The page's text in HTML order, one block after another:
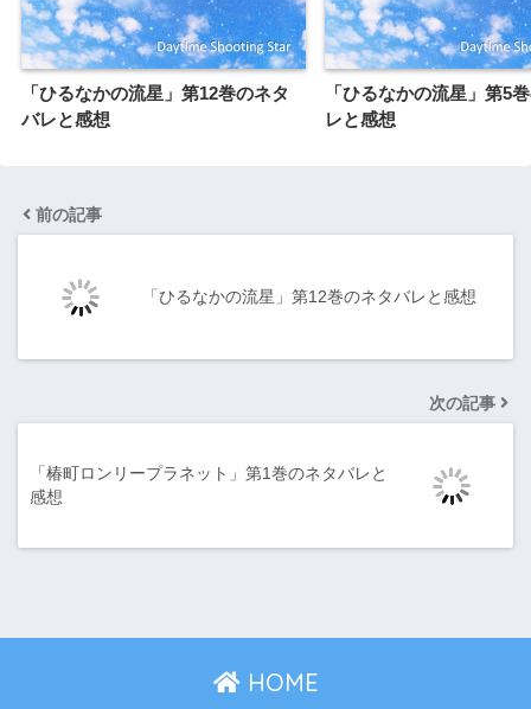
「ひるなかの流星」第12巻のネタ
バレと感想
「ひるなかの流星」第5
レと感想
前の記事
「ひるなかの流星」第12巻のネタバレと感想
次の記事
「椿町ロンリープラネット」第1巻のネタバレと
感想
HOME